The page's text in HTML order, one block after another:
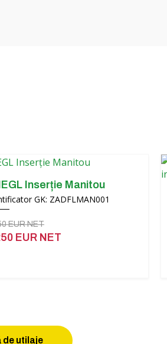
Inserție Manitou
GK: ZADFLMAN001
EUR NET
EUR NET
de utilaje